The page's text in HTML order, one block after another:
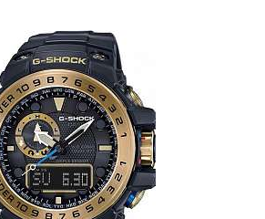
G-shock
GWN-1000GB-1A
i